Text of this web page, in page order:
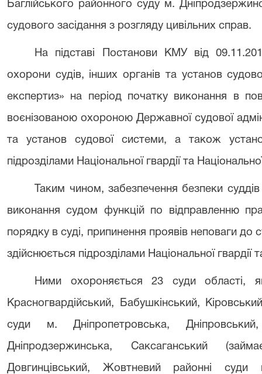
Баглійського районного суду м.
судового засідання з розгляду цивільних справ.
На підставі Постанови КМУ від
охорони судів, інших органів та установ
експертиз» на період початку виконання в
воєнізованою охороною Державної судової
та установ судової системи, а також
підрозділами Національної гвардії та Національної
Таким чином, забезпечення безпеки
виконання судом функцій по відправленню
порядку в суді, припинення проявів неповаги
здійснюється підрозділами Національної гвардії
Ними охороняється 23 суди області,
Красногвардійський, Бабушкінський,
суди м. Дніпропетровська,
Дніпродзержинська, Саксаганський
Довгинцівський, Жовтневий районні